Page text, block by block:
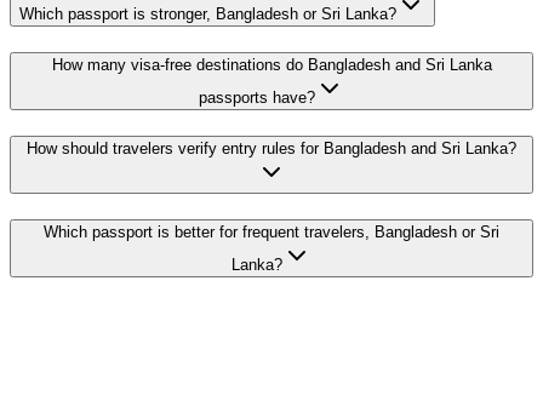
Which passport is stronger, Bangladesh or Sri Lanka?
How many visa-free destinations do Bangladesh and Sri Lanka
passports have?
How should travelers verify entry rules for Bangladesh and Sri Lanka?
Which passport is better for frequent travelers, Bangladesh or Sri
Lanka?